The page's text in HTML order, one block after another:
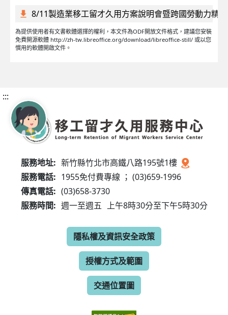
8/11製造業移工留才久用方案說明會暨跨國勞動力精
為提供使用者有文書軟體選擇的權利，本文件為ODF開放文件格式，建議您安裝
免費開源軟體 http://zh-tw.libreoffice.org/download/libreoffice-still/ 或以您
慣用的軟體開啟文件。
:::
服務地址: 新竹縣竹北市高鐵八路195號1樓
服務電話: 1955免付費專線 ； (03)659-1996
傳真電話: (03)658-3730
服務時間: 週一至週五 上午8時30分至下午5時30分
隱私權及資訊安全政策
授權方式及範圍
交通位置圖